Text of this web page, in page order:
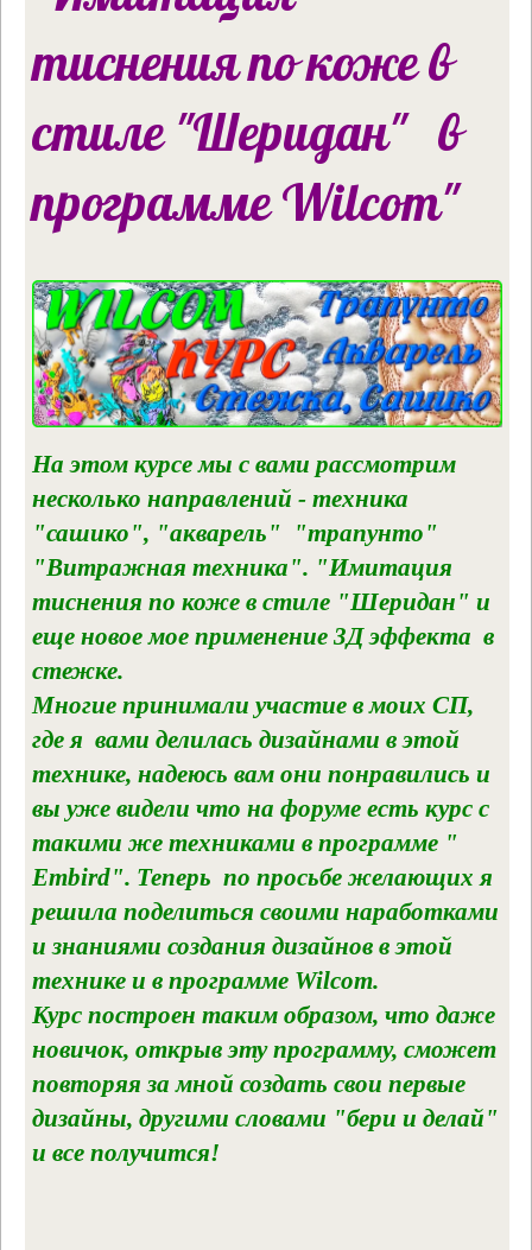
тиснения по коже в
стиле "Шеридан" в
программе Wilcom"
На этом курсе мы с вами рассмотрим
несколько направлений - техника
"сашико", "акварель" "трапунто"
"Витражная техника". "Имитация
тиснения по коже в стиле "Шеридан" и
еще новое мое применение 3Д эффекта в
стежке.
Многие принимали участие в моих СП,
где я вами делилась дизайнами в этой
технике, надеюсь вам они понравились и
вы уже видели что на форуме есть курс с
такими же техниками в программе "
Embird". Теперь по просьбе желающих я
решила поделиться своими наработками
и знаниями создания дизайнов в этой
технике и в программе Wilcom.
Курс построен таким образом, что даже
новичок, открыв эту программу, сможет
повторяя за мной создать свои первые
дизайны, другими словами "бери и делай"
и все получится!